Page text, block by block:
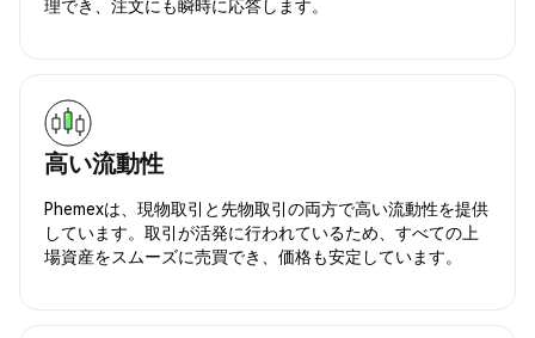
理でき、注文にも瞬時に応答します。
高い流動性
Phemexは、現物取引と先物取引の両方で高い流動性を提供
しています。取引が活発に行われているため、すべての上
場資産をスムーズに売買でき、価格も安定しています。